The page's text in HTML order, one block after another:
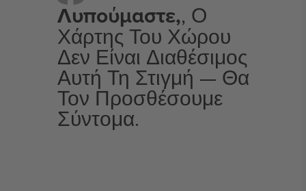
Λυπούμαστε,, Ο
Χάρτης Του Χώρου
Δεν Είναι Διαθέσιμος
Αυτή Τη Στιγμή — Θα
Τον Προσθέσουμε
Σύντομα.